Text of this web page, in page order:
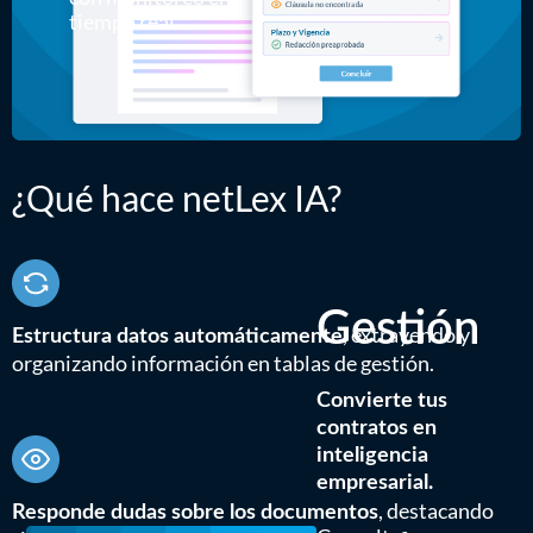
tiempo real.
Gestión
Convierte tus
contratos en
inteligencia
empresarial.
¿Qué hace netLex IA?
Estructura datos automáticamente, extrayendo y
organizando información en tablas de gestión.
Responde dudas sobre los documentos, destacando